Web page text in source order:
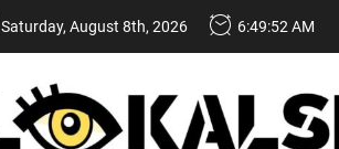
Saturday, August 8th, 2026 6:49:53 AM